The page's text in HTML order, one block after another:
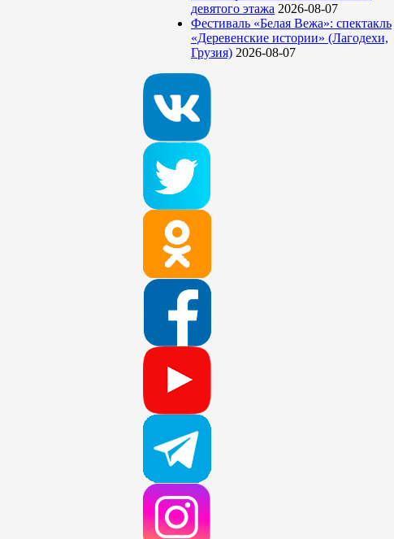
девятого этажа 2026-08-07
Фестиваль «Белая Вежа»: спектакль
«Деревенские истории» (Лагодехи,
Грузия) 2026-08-07